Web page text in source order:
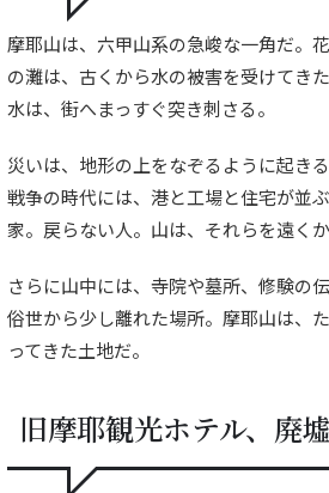
摩耶山は、六甲山系の急峻な一角だ。
の灘は、古くから水の被害を受けてき
水は、街へまっすぐ突き刺さる。
災いは、地形の上をなぞるように起き
戦争の時代には、港と工場と住宅が並
家。戻らない人。山は、それらを遠くか
さらに山中には、寺院や墓所、修験の
俗世から少し離れた場所。摩耶山は、
ってきた土地だ。
旧摩耶観光ホテル、廃